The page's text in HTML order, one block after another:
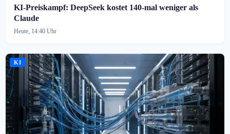
KI-Preiskampf: DeepSeek kostet 140-mal weniger als
Claude
Heute, 14:40 Uhr
KI